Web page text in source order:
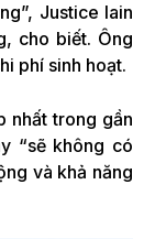
Justice Iain
cho biết. Ông
phí sinh hoạt.
nhất trong gần
“sẽ không có
và khả năng